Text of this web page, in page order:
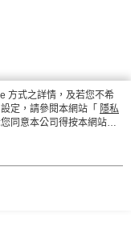
方式之詳情，及若您不希
定，請參閱本網站「 隱私
同意本公司得按本網站使